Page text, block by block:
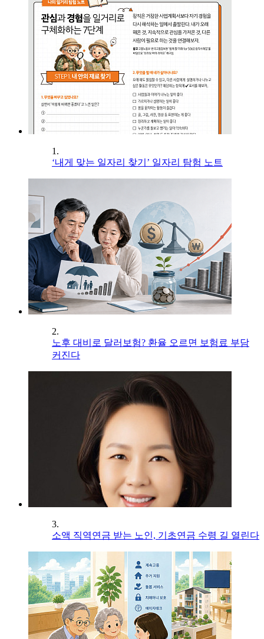
1.
‘내게 맞는 일자리 찾기’ 일자리 탐험 노트
2.
노후 대비로 달러보험? 환율 오르면 보험료 부담
커진다
3.
소액 직역연금 받는 노인, 기초연금 수령 길 열린다